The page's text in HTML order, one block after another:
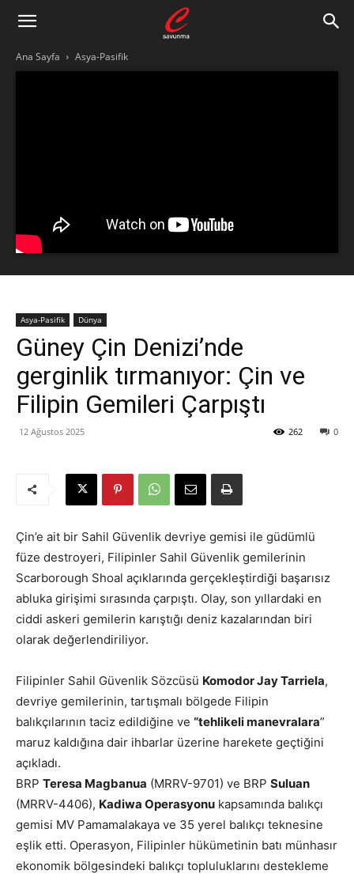
Ana Sayfa Asya-Pasifik
Asya-Pasifik Dünya
Güney Çin Denizi’nde
gerginlik tırmanıyor: Çin ve
Filipin Gemileri Çarpıştı
12 Ağustos 2025 0
262
Çin’e ait bir Sahil Güvenlik devriye gemisi ile güdümlü
füze destroyeri, Filipinler Sahil Güvenlik gemilerinin
Scarborough Shoal açıklarında gerçekleştirdiği başarısız
abluka girişimi sırasında çarpıştı. Olay, son yıllardaki en
ciddi askeri gemilerin karıştığı deniz kazalarından biri
olarak değerlendiriliyor.
Filipinler Sahil Güvenlik Sözcüsü Komodor Jay Tarriela,
devriye gemilerinin, tartışmalı bölgede Filipin
balıkçılarının taciz edildiğine ve “tehlikeli manevralara”
maruz kaldığına dair ihbarlar üzerine harekete geçtiğini
açıkladı.
BRP Teresa Magbanua (MRRV-9701) ve BRP Suluan
(MRRV-4406), Kadiwa Operasyonu kapsamında balıkçı
gemisi MV Pamamalakaya ve 35 yerel balıkçı teknesine
eşlik etti. Operasyon, Filipinler hükümetinin batı münhasır
ekonomik bölgesindeki balıkçı topluluklarını destekleme